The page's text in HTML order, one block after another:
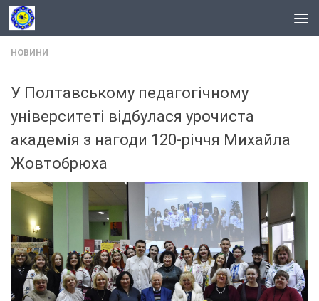
Skip to content
НОВИНИ
У Полтавському педагогічному
університеті відбулася урочиста
академія з нагоди 120-річчя Михайла
Жовтобрюха